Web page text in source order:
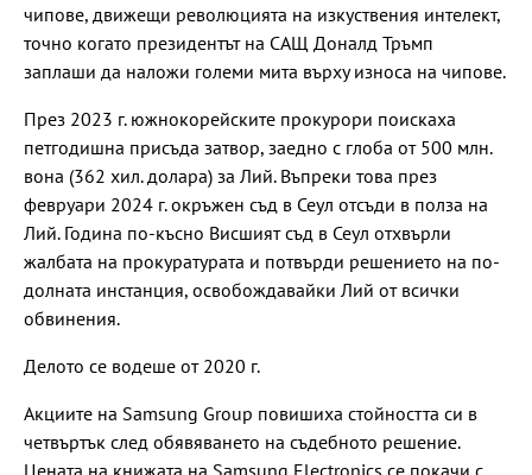
чипове, движещи революцията на изкуствения интелект,
точно когато президентът на САЩ Доналд Тръмп
заплаши да наложи големи мита върху износа на чипове.
През 2023 г. южнокорейските прокурори поискаха
петгодишна присъда затвор, заедно с глоба от 500 млн.
вона (362 хил. долара) за Лий. Въпреки това през
февруари 2024 г. окръжен съд в Сеул отсъди в полза на
Лий. Година по-късно Висшият съд в Сеул отхвърли
жалбата на прокуратурата и потвърди решението на по-
долната инстанция, освобождавайки Лий от всички
обвинения.
Делото се водеше от 2020 г.
Акциите на Samsung Group повишиха стойността си в
четвъртък след обявяването на съдебното решение.
Цената на книжата на Samsung Electronics се покачи с